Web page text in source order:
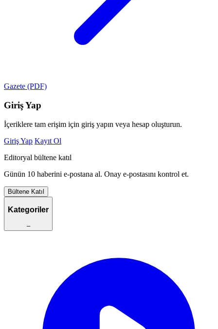
Gazete (PDF)
Giriş Yap
İçeriklere tam erişim için giriş yapın veya hesap oluşturun.
Giriş Yap Kayıt Ol
Editoryal bültene katıl
Günün 10 haberini e-postana al. Onay e-postasını kontrol et.
Bültene Katıl
Kategoriler
–